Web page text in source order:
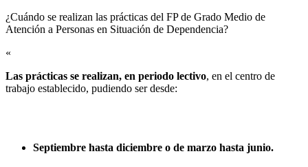
¿Cuándo se realizan las prácticas del FP de Grado Medio de
Atención a Personas en Situación de Dependencia?​
«
Las prácticas se realizan, en periodo lectivo, en el centro de
trabajo establecido, pudiendo ser desde:
Septiembre hasta diciembre o de marzo hasta junio.